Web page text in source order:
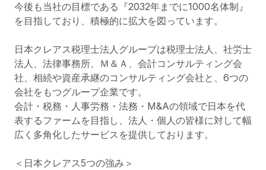
今後も当社の目標である『2032年までに1000名体制』
を目指しており、積極的に拡大を図っています。
日本クレアス税理士法人グループは税理士法人、社労士
法人、法律事務所、Ｍ＆Ａ、会計コンサルティング会
社、相続や資産承継のコンサルティング会社と、6つの
会社をもつグループ企業です。
会計・税務・人事労務・法務・M&Aの領域で日本を代
表するファームを目指し、法人・個人の皆様に対して幅
広く多角化したサービスを提供しております。
＜日本クレアス5つの強み＞